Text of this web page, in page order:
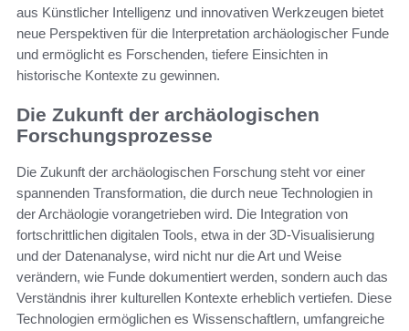
aus Künstlicher Intelligenz und innovativen Werkzeugen bietet
neue Perspektiven für die Interpretation archäologischer Funde
und ermöglicht es Forschenden, tiefere Einsichten in
historische Kontexte zu gewinnen.
Die Zukunft der archäologischen
Forschungsprozesse
Die Zukunft der archäologischen Forschung steht vor einer
spannenden Transformation, die durch neue Technologien in
der Archäologie vorangetrieben wird. Die Integration von
fortschrittlichen digitalen Tools, etwa in der 3D-Visualisierung
und der Datenanalyse, wird nicht nur die Art und Weise
verändern, wie Funde dokumentiert werden, sondern auch das
Verständnis ihrer kulturellen Kontexte erheblich vertiefen. Diese
Technologien ermöglichen es Wissenschaftlern, umfangreiche